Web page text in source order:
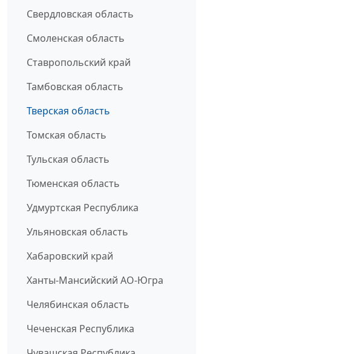
Свердловская область
Смоленская область
Ставропольский край
Тамбовская область
Тверская область
Томская область
Тульская область
Тюменская область
Удмуртская Республика
Ульяновская область
Хабаровский край
Ханты-Мансийский АО-Югра
Челябинская область
Чеченская Республика